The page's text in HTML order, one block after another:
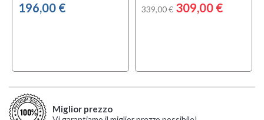
196,00 € 339,00 € 309,00 €
Miglior prezzo